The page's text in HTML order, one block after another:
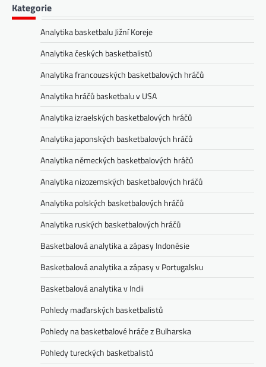
Kategorie
Analytika basketbalu Jižní Koreje
Analytika českých basketbalistů
Analytika francouzských basketbalových hráčů
Analytika hráčů basketbalu v USA
Analytika izraelských basketbalových hráčů
Analytika japonských basketbalových hráčů
Analytika německých basketbalových hráčů
Analytika nizozemských basketbalových hráčů
Analytika polských basketbalových hráčů
Analytika ruských basketbalových hráčů
Basketbalová analytika a zápasy Indonésie
Basketbalová analytika a zápasy v Portugalsku
Basketbalová analytika v Indii
Pohledy maďarských basketbalistů
Pohledy na basketbalové hráče z Bulharska
Pohledy tureckých basketbalistů